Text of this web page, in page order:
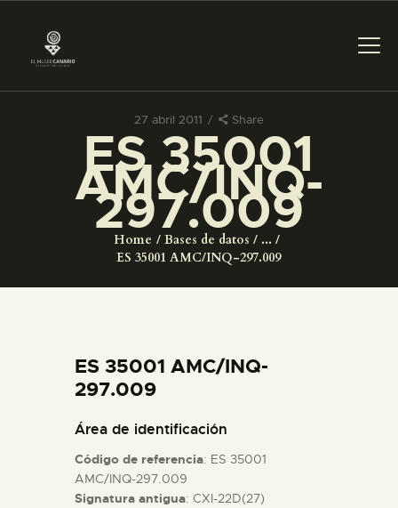
27 abril 2011 Share
ES 35001
AMC/INQ-
297.009
Home Bases de datos
...
ES 35001 AMC/INQ-297.009
PREPARAR LA VISITA
ACTIVIDADES
COLECCIONES
ESPAÑOL
ES 35001 AMC/INQ-
297.009
Área de identificación
Código de referencia: ES 35001
AMC/INQ-297.009
Signatura antigua: CXI-22D(27)